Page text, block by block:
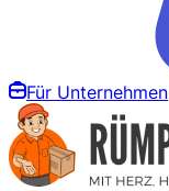
Für Unternehmen